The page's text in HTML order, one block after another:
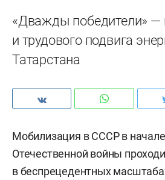
«Дважды победители» —
и трудового подвига
Татарстана
Мобилизация в СССР в
Отечественной войны
в беспрецедентных